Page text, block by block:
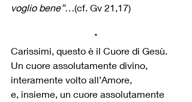
voglio bene”…(cf. Gv 21,17)
*
Carissimi, questo è il Cuore di Gesù.
Un cuore assolutamente divino,
interamente volto all’Amore,
e, insieme, un cuore assolutamente